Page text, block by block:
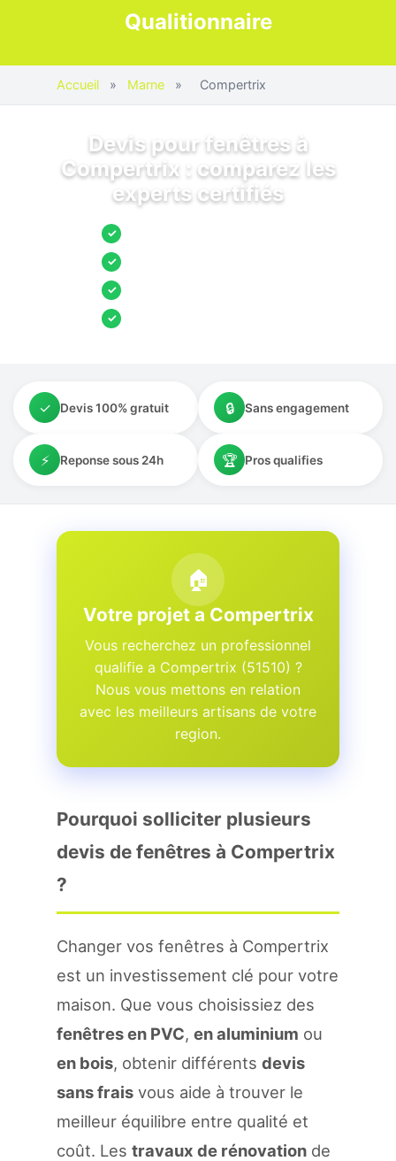
Qualitionnaire
Accueil » Marne » Compertrix
Devis pour fenêtres à
Compertrix : comparez les
experts certifiés
✓
✓
✓
✓
✓ Devis 100% gratuit 🔒 Sans engagement
⚡ Reponse sous 24h 🏆 Pros qualifies
🏠
Votre projet a Compertrix
Vous recherchez un professionnel
qualifie a Compertrix (51510) ?
Nous vous mettons en relation
avec les meilleurs artisans de votre
region.
Pourquoi solliciter plusieurs
devis de fenêtres à Compertrix
?
Changer vos fenêtres à Compertrix
est un investissement clé pour votre
maison. Que vous choisissiez des
fenêtres en PVC, en aluminium ou
en bois, obtenir différents devis
sans frais vous aide à trouver le
meilleur équilibre entre qualité et
coût. Les travaux de rénovation de